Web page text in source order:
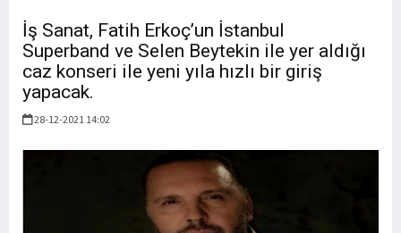
İş Sanat, Fatih Erkoç’un İstanbul
Superband ve Selen Beytekin ile yer aldığı
caz konseri ile yeni yıla hızlı bir giriş
yapacak.
28-12-2021 14:02